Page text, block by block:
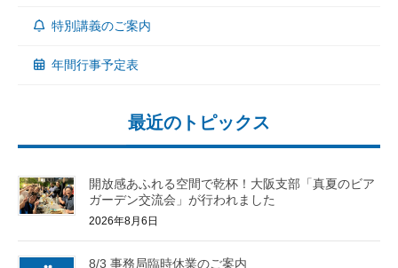
特別講義のご案内
年間行事予定表
最近のトピックス
開放感あふれる空間で乾杯！大阪支部「真夏のビア
ガーデン交流会」が行われました
2026年8月6日
8/3 事務局臨時休業のご案内